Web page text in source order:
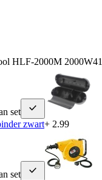
HLF-2000M 2000W
set
zwart+ 2.99
set